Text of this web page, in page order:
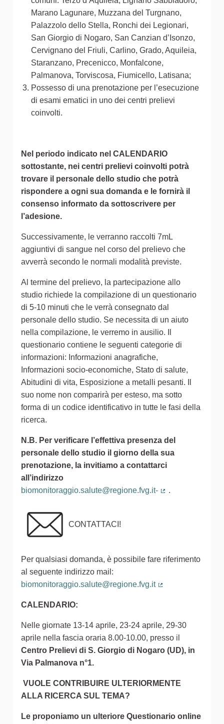
Marano Lagunare, Muzzana del Turgnano,
Palazzolo dello Stella, Ronchi dei Legionari,
San Giorgio di Nogaro, San Canzian d’Isonzo,
Cervignano del Friuli, Carlino, Grado, Aquileia,
Staranzano, Precenicco, Monfalcone,
Palmanova, Torviscosa, Fiumicello, Latisana;
Possesso di una prenotazione per l’esecuzione
di esami ematici in uno dei centri prelievi
coinvolti.
Nel periodo indicato nel CALENDARIO
sottostante, nei centri prelievi coinvolti potrà
trovare il personale dello studio che potrà
rispondere a ogni sua domanda e le fornirà il
consenso informato da sottoscrivere per
l’adesione.
Successivamente, le verranno raccolti 7mL
aggiuntivi di sangue nel corso del prelievo che
avverrà secondo le normali modalità previste.
Al termine del prelievo, la partecipazione allo
studio richiede la compilazione di un questionario
di 5-10 minuti che le verrà consegnato dal
personale dello studio. Se necessita di un aiuto
nella compilazione, le verremo in ausilio. Il
questionario contiene le seguenti categorie di
informazioni: Informazioni anagrafiche,
Informazioni socio-economiche, Stato di salute,
Abitudini di vita, Esposizione a metalli pesanti. Il
suo nome non comparirà per esteso, ma sotto
forma di un codice identificativo in tutte le fasi della
ricerca.
N.B. Per verificare l’effettiva presenza del
personale dello studio il giorno della sua
prenotazione, la invitiamo a contattarci
all’indirizzo
biomonitoraggio.salute@regione.fvg.it-
.
CONTATTACI!
Per qualsiasi domanda, è possibile fare riferimento
al seguente indirizzo mail:
biomonitoraggio.salute@regione.fvg.it
CALENDARIO:
Nelle giornate 13-14 aprile, 23-24 aprile, 29-30
aprile nella fascia oraria 8.00-10.00, presso il
Centro Prelievi di S. Giorgio di Nogaro (UD), in
Via Palmanova n°1.
VUOLE CONTRIBUIRE ULTERIORMENTE
ALLA RICERCA SUL TEMA?
Le proponiamo un ulteriore Questionario online